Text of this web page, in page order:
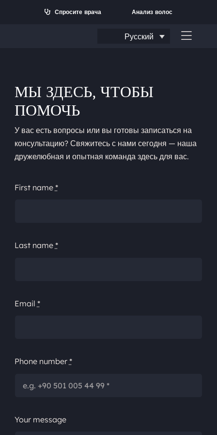
Спросите врача Анализ волос
Русский
МЫ ЗДЕСЬ, ЧТОБЫ
ПОМОЧЬ
У вас есть вопросы или вы готовы записаться на
консультацию? Свяжитесь с нами сегодня — наша
дружелюбная и опытная команда здесь для вас.
First name *
Last name *
Email *
Phone number *
Your message